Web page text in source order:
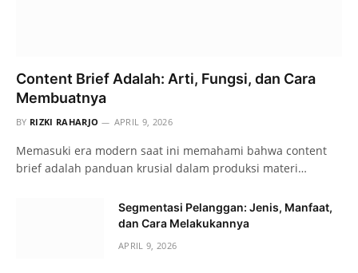
Content Brief Adalah: Arti, Fungsi, dan Cara
Membuatnya
BY RIZKI RAHARJO APRIL 9, 2026
Memasuki era modern saat ini memahami bahwa content
brief adalah panduan krusial dalam produksi materi…
Segmentasi Pelanggan: Jenis, Manfaat,
dan Cara Melakukannya
APRIL 9, 2026